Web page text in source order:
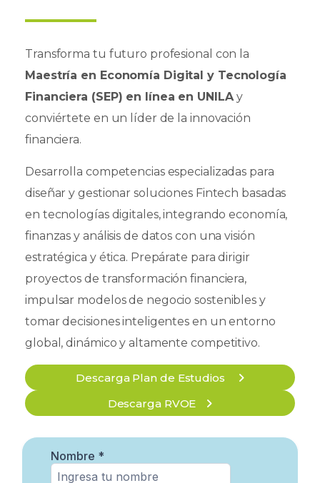
Transforma tu futuro profesional con la
Maestría en Economía Digital y Tecnología
Financiera (SEP) en línea en UNILAy
conviértete en un líder de la innovación
financiera.
Desarrolla competencias especializadas para
diseñar y gestionar soluciones Fintech basadas
en tecnologías digitales, integrando economía,
finanzas y análisis de datos con una visión
estratégica y ética. Prepárate para dirigir
proyectos de transformación financiera,
impulsar modelos de negocio sostenibles y
tomar decisiones inteligentes en un entorno
global, dinámico y altamente competitivo.
Descarga Plan de Estudios
Descarga RVOE